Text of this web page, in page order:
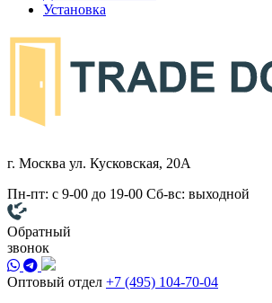
Установка
г. Москва ул. Кусковская, 20А
Пн-пт: с 9-00 до 19-00 Сб-вс: выходной
Обратный
звонок
Оптовый отдел +7 (495) 104-70-04